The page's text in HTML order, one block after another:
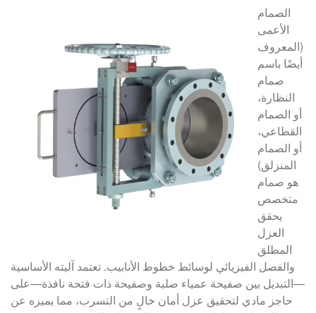
الصمام
الأعمى
(المعروف
أيضًا باسم
صمام
النظارة،
أو الصمام
القطاعي،
أو الصمام
المنزلق)
هو صمام
متخصص
يحقق
العزل
المطلق
والفصل الفيزيائي لوسائط خطوط الأنابيب. تعتمد آليته الأساسية
—التبديل بين صفيحة عمياء صلبة وصفيحة ذات فتحة نافذة—على
حاجز مادي لتحقيق عزل أمان خالٍ من التسرب، مما يميزه عن